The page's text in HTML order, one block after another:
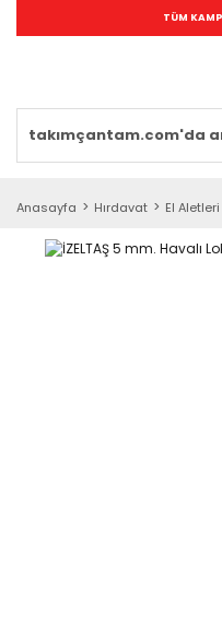
TÜM
Anasayfa Hırdavat El Aletleri